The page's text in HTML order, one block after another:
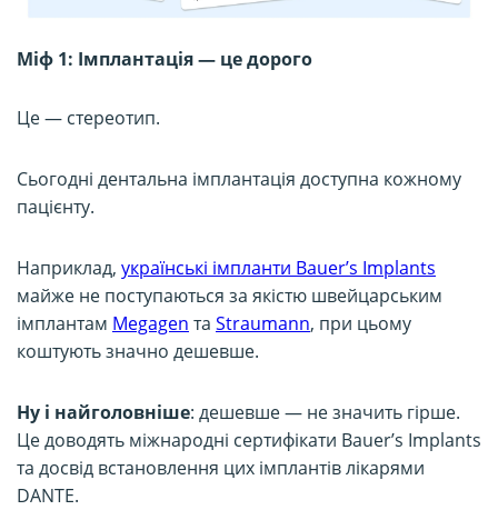
Міф 1: Імплантація — це дорого
Це — стереотип.
Сьогодні дентальна імплантація доступна кожному
пацієнту.
Наприклад, українські імпланти Bauer’s Implants
майже не поступаються за якістю швейцарським
імплантам Megagen та Straumann, при цьому
коштують значно дешевше.
Ну і найголовніше: дешевше — не значить гірше.
Це доводять міжнародні сертифікати Bauer’s Implants
та досвід встановлення цих імплантів лікарями
DANTE.